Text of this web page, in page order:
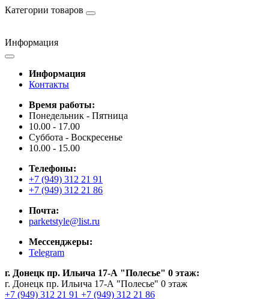
Категории товаров
Информация
Информация
Контакты
Время работы:
Понедельник - Пятница
10.00 - 17.00
Суббота - Воскресенье
10.00 - 15.00
Телефоны:
+7 (949) 312 21 91
+7 (949) 312 21 86
Почта:
parketstyle@list.ru
Мессенджеры:
Telegram
г. Донецк пр. Ильича 17-А "Полесье" 0 этаж:
г. Донецк пр. Ильича 17-А "Полесье" 0 этаж
+7 (949) 312 21 91 +7 (949) 312 21 86